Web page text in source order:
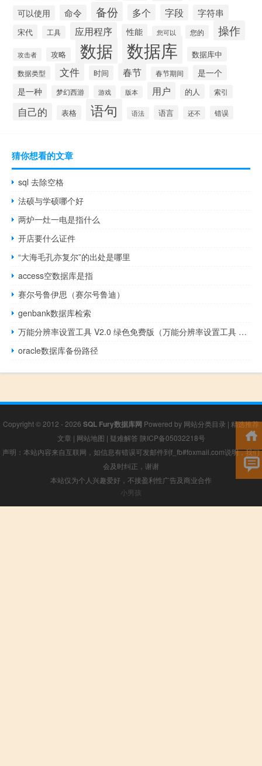
可以使用 命令 备份 多个 字段 字符串
宋代 工具 应用程序 性能 您可以 您的 操作
攻击者 攻略 数据 数据库 数据库中
数据类型 文件 时间 春节 春节期间
是一个
是一种
梦幻西游 游戏 版本 用户 的人 索引
自己的 表格 语句 语法 语言 还不 错误
猜你想看的文章
sql 去除空格
法硕与学硕哪个好
两炉一灶一电是指什么
开店要什么证件
“大海毛孔亦复尔”的出处是哪里
access空数据库是指
赛尔号鲁伊思（赛尔号鲁迪）
genbank数据库检索
万能分辨率设置工具 V2.0 绿色免费版（万能分辨率设置工具 V2.0 绿色免费版功能简介）
oracle数据库备份路径
Copyright © 2012 - 2026 SQL Fury数据库网 Powered by 网站分类目录 | 精选推荐
文章 | 网站地图 | 疑难解答 陕ICP备05032218号
声明：本站内容来自互联网，如信息有错误可发邮件到f_fb#foxmail.com说明，我们
会及时纠正，谢谢
本站仅为个人兴趣爱好，不接盈利性广告及商业合作
小男孩